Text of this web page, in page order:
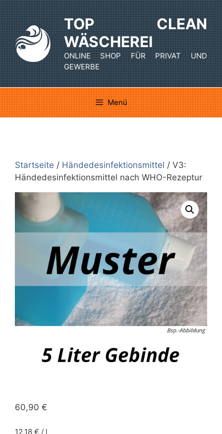
Zum
Inhalt
springen
TOP CLEAN
WÄSCHEREI
ONLINE SHOP FÜR PRIVAT UND
GEWERBE
Menü
Startseite / Händedesinfektionsmittel / V3:
Händedesinfektionsmittel nach WHO-Rezeptur
60,90 €
12,18 € / l